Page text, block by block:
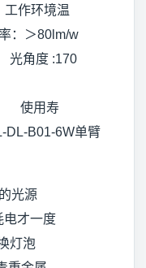
境温
＞80lm/w
度 :170
使用寿
B01-6W单臂
的光源
才一度
灯泡